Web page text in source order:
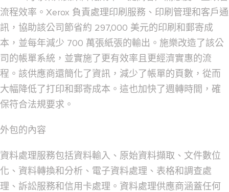
流程效率。Xerox 負責處理印刷服務、印刷管理和客戶通
訊，協助該公司節省約 297,000 美元的印刷和郵寄成
本，並每年減少 700 萬張紙張的輸出。施樂改造了該公
司的帳單系統，並實施了更有效率且更經濟實惠的流
程。該供應商還簡化了資訊，減少了帳單的頁數，從而
大幅降低了打印和郵寄成本。這也加快了週轉時間，確
保符合法規要求。
外包的內容
資料處理服務包括資料輸入、原始資料擷取、文件數位
化、資料轉換和分析、電子資料處理、表格和調查處
理、訴訟服務和信用卡處理。資料處理供應商涵蓋任何